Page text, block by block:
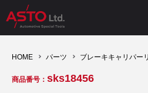
診断機（16）
診断テスター（10）
HCB TOOLS（45）
オシロスコープ（2）
ドイツ車（427）
現品修理（77）
オシロスコープ（10）
HOME パーツ ブレーキキャリパー
商品番号： sks18456